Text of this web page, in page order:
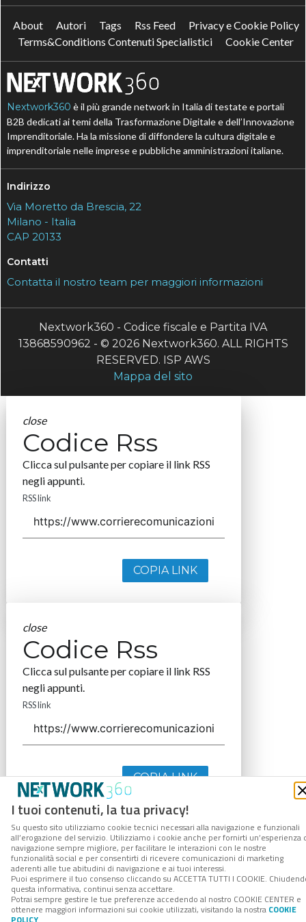
I tuoi contenuti, la tua privacy!
Su questo sito utilizziamo cookie tecnici necessari alla navigazione e funzionali
all’erogazione del servizio. Utilizziamo i cookie anche per fornirti un’esperienza
navigazione sempre migliore, per facilitare le interazioni con le nostre
funzionalità social e per consentirti di ricevere comunicazioni di marketing
aderenti alle tue abitudini di navigazione e ai tuoi interessi.
Puoi esprimere il tuo consenso cliccando su ACCETTA TUTTI I COOKIE.
questa informativa, continui senza accettare.
Potrai sempre gestire le tue preferenze accedendo al nostro COOKIE CENTER e
ottenere maggiori informazioni sui cookie utilizzati, visitando la nostra COOKIE
About Autori Tags Rss Feed
Privacy e Cookie Policy
Terms&Conditions Contenuti Specialistici
Cookie Center
Nextwork360 è il più grande network in Italia di testate e portali
B2B dedicati ai temi della Trasformazione Digitale e dell’Innovazione
Imprenditoriale. Ha la missione di diffondere la cultura digitale e
imprenditoriale nelle imprese e pubbliche amministrazioni italiane.
Indirizzo
Via Moretto da Brescia, 22
Milano - Italia
CAP 20133
Contatti
Contatta il nostro team per maggiori informazioni
Nextwork360 - Codice fiscale e Partita IVA
13868590962 - © 2026 Nextwork360. ALL RIGHTS
RESERVED. ISP AWS
Mappa del sito
close
Codice Rss
Clicca sul pulsante per copiare il link RSS
negli appunti.
RSS link
COPIA LINK
close
Codice Rss
Clicca sul pulsante per copiare il link RSS
negli appunti.
RSS link
COPIA LINK